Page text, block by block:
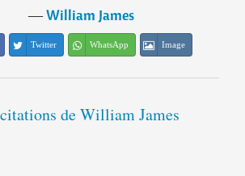
―William James
Twitter WhatsApp Image
de William James